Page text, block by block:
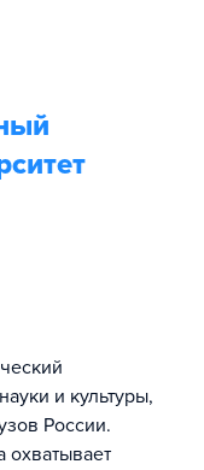
и культуры,
России.
охватывает